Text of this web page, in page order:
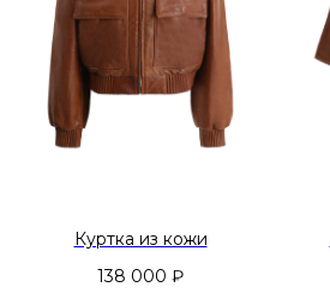
Куртка из кожи
138 000 ₽